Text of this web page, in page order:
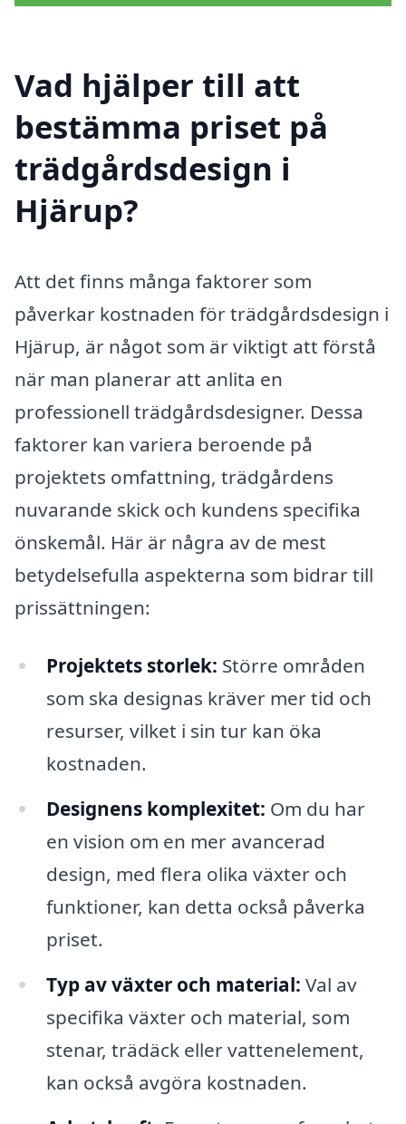
Vad hjälper till att
bestämma priset på
trädgårdsdesign i
Hjärup?
Att det finns många faktorer som
påverkar kostnaden för trädgårdsdesign i
Hjärup, är något som är viktigt att förstå
när man planerar att anlita en
professionell trädgårdsdesigner. Dessa
faktorer kan variera beroende på
projektets omfattning, trädgårdens
nuvarande skick och kundens specifika
önskemål. Här är några av de mest
betydelsefulla aspekterna som bidrar till
prissättningen:
Projektets storlek: Större områden
som ska designas kräver mer tid och
resurser, vilket i sin tur kan öka
kostnaden.
Designens komplexitet: Om du har
en vision om en mer avancerad
design, med flera olika växter och
funktioner, kan detta också påverka
priset.
Typ av växter och material: Val av
specifika växter och material, som
stenar, trädäck eller vattenelement,
kan också avgöra kostnaden.